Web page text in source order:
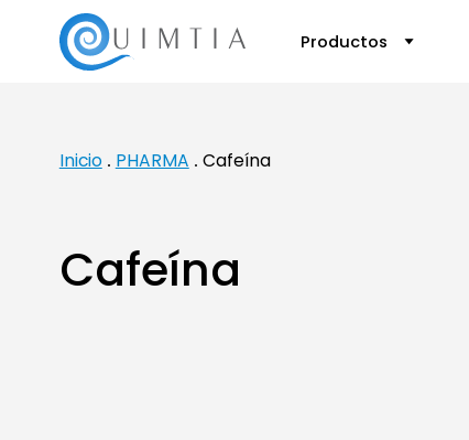
Productos
Inicio
PHARMA Cafeína
Cafeína